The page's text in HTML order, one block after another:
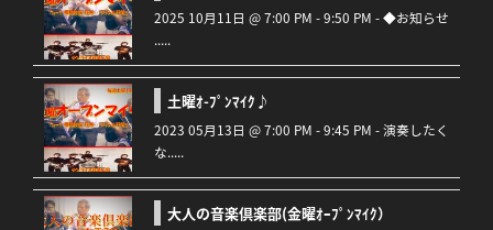
2025 10月11日 @ 7:00 PM - 9:50 PM - ◆お知らせ
.....
土曜ｵ-ﾌﾟﾝﾏｲｸ♪
2023 05月13日 @ 7:00 PM - 9:45 PM - 演奏したく
な.....
大人の音楽倶楽部(金曜ｵｰﾌﾟﾝﾏｲｸ）